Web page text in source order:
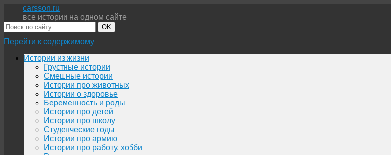
carsson.ru
все истории на одном сайте
OK
Перейти к содержимому
Истории из жизни
Грустные истории
Смешные истории
Истории про животных
Истории о здоровье
Беременность и роды
Истории про детей
Истории про школу
Студенческие годы
Истории про армию
Истории про работу, хобби